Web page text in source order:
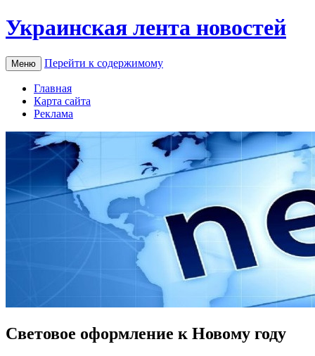
Украинская лента новостей
Меню Перейти к содержимому
Главная
Карта сайта
Реклама
Cветовое оформление к Новому году